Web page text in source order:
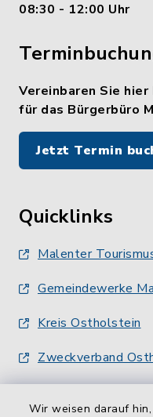
Wir weisen darauf
08:30 - 12:00 Uhr
Vereinbaren Sie
für das Bürgerbüro
Jetzt Termin
Quicklinks
Malenter
Gemeindewerke
Kreis Ostholstein
Zweckverband